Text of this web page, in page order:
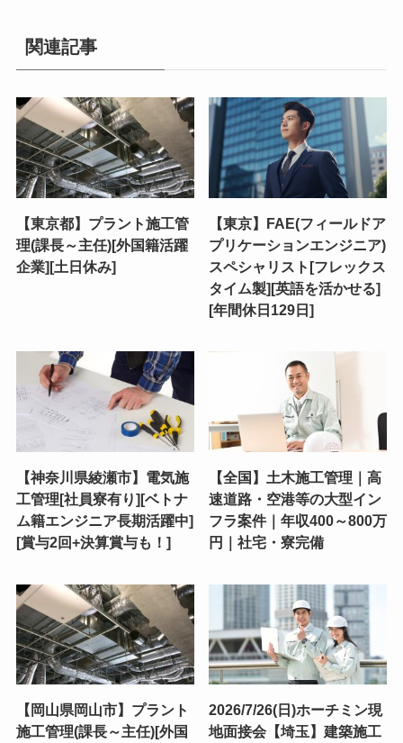
関連記事
【東京都】プラント施工管
理(課長～主任)[外国籍活躍
企業][土日休み]
【東京】FAE(フィールドア
プリケーションエンジニア)
スペシャリスト[フレックス
タイム製][英語を活かせる]
[年間休日129日]
【神奈川県綾瀬市】電気施
工管理[社員寮有り][ベトナ
ム籍エンジニア長期活躍中]
[賞与2回+決算賞与も！]
【全国】土木施工管理｜高
速道路・空港等の大型イン
フラ案件｜年収400～800万
円｜社宅・寮完備
【岡山県岡山市】プラント
施工管理(課長～主任)[外国
2026/7/26(日)ホーチミン現
地面接会【埼玉】建築施工